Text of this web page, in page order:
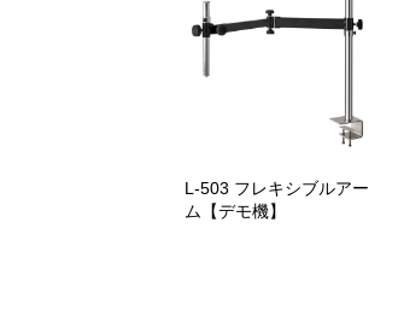
L-503 フレキシブルアー
ム【デモ機】